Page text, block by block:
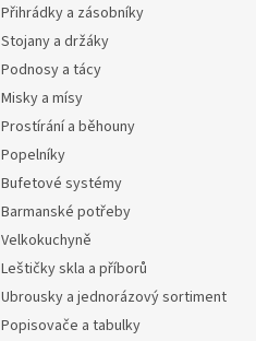
Přihrádky a zásobníky
Stojany a držáky
Podnosy a tácy
Misky a mísy
Prostírání a běhouny
Popelníky
Bufetové systémy
Barmanské potřeby
Velkokuchyně
Leštičky skla a příborů
Ubrousky a jednorázový sortiment
Popisovače a tabulky